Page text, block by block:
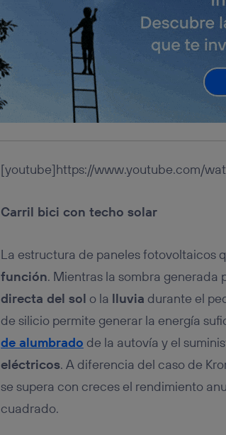
[youtube]https://www.youtube.com/
Carril bici con techo solar
La estructura de paneles fotovoltaicos
función. Mientras la sombra generada
directa del sol o la lluvia durante el
de silicio permite generar la energía
de alumbrado de la autovía y el
eléctricos. A diferencia del caso de
se supera con creces el rendimiento
cuadrado.